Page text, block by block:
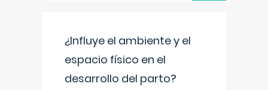
¿Influye el ambiente y el
espacio físico en el
desarrollo del parto?